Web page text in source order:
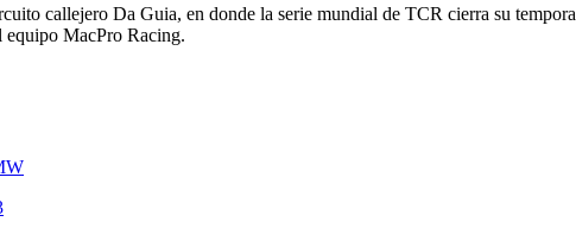
callejero Da Guia, en donde la serie mundial de TCR cierra su
equipo MacPro Racing.